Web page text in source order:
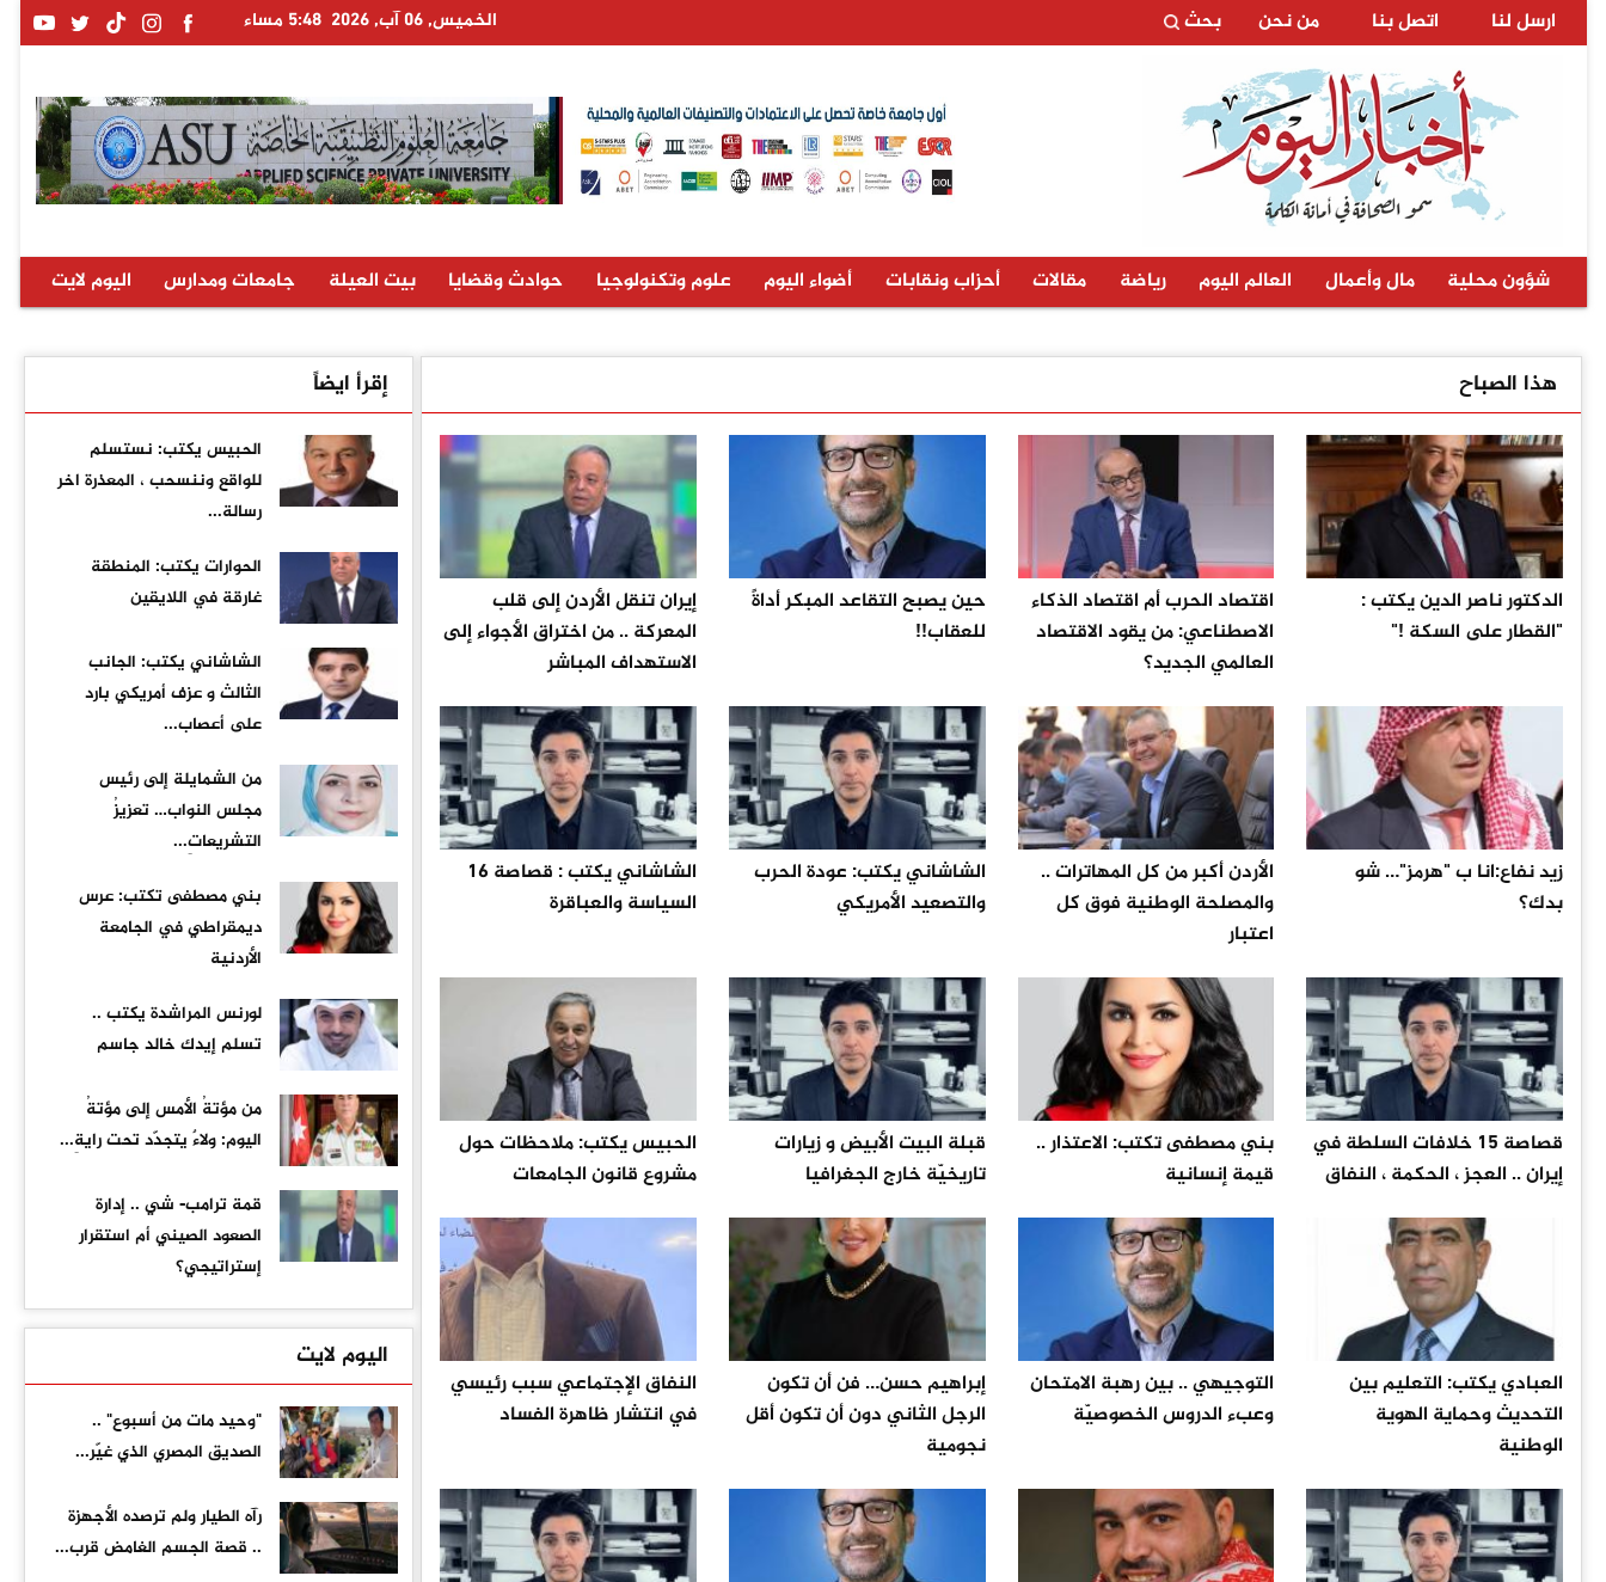
ارسل لنا اتصل بنا من نحن بحث الخميس, 06 آب, 2026 5:48 مساء
شؤون محلية مال وأعمال العالم اليوم رياضة مقالات أحزاب ونقابات أضواء اليوم علوم وتكنولوجيا حوادث وقضايا بيت العيلة جامعات ومدارس اليوم لايت
هذا الصباح
الدكتور ناصر الدين يكتب :
"القطار على السكة !"
اقتصاد الحرب أم اقتصاد الذكاء
الاصطناعي: من يقود الاقتصاد
العالمي الجديد؟
حين يصبح التقاعد المبكر أداةً
للعقاب!!
إيران تنقل الأردن إلى قلب
المعركة .. من اختراق الأجواء إلى
الاستهداف المباشر
زيد نفاع:انا ب "هرمز"… شو
بدك؟
الأردن أكبر من كل المهاترات ..
والمصلحة الوطنية فوق كل
اعتبار
الشاشاني يكتب: عودة الحرب
والتصعيد الأمريكي
الشاشاني يكتب : قصاصة 16
السياسة والعباقرة
قصاصة 15 خلافات السلطة في
إيران .. العجز ، الحكمة ، النفاق
بني مصطفى تكتب: الاعتذار ..
قيمة إنسانية
قبلة البيت الأبيض و زيارات
تاريخيّة خارج الجغرافيا
الحبيس يكتب: ملاحظات حول
مشروع قانون الجامعات
العبادي يكتب: التعليم بين
التحديث وحماية الهوية
الوطنية
التوجيهي .. بين رهبة الامتحان
وعبء الدروس الخصوصيّة
إبراهيم حسن… فن أن تكون
الرجل الثاني دون أن تكون أقل
نجومية
النفاق الإجتماعي سبب رئيسي
في انتشار ظاهرة الفساد
إقرأ ايضاً
الحبيس يكتب: نستسلم
للواقع وننسحب ، المعذرة اخر
رسالة...
الحوارات يكتب: المنطقة
غارقة في اللايقين
الشاشاني يكتب: الجانب
الثالث و عزف أمريكي بارد
على أعصاب...
من الشمايلة إلى رئيس
مجلس النواب… تعزيزُ
التشريعاتِ...
بني مصطفى تكتب: عرس
ديمقراطي في الجامعة
الأردنية
لورنس المراشدة يكتب ..
تسلم إيدك خالد جاسم
من مؤتةُ الأمس إلى مؤتةُ
اليوم: ولاءٌ يتجدّد تحت رايةِ...
قمة ترامب- شي .. إدارة
الصعود الصيني أم استقرار
إستراتيجي؟
اليوم لايت
"وحيد مات من أسبوع" ..
الصديق المصري الذي غيّر...
رآه الطيار ولم ترصده الأجهزة
.. قصة الجسم الغامض قرب...